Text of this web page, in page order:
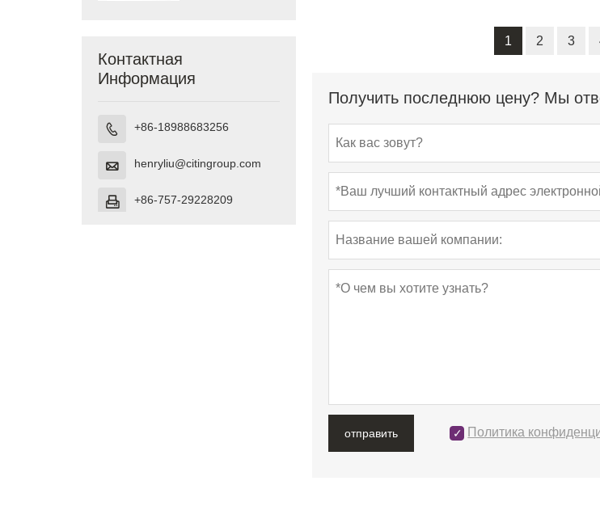
Контактная
Информация
 +86-18988683256
 henryliu@citingroup.com
 +86-757-29228209
1 2 3
Получить последнюю цену? Мы
отправить Политика